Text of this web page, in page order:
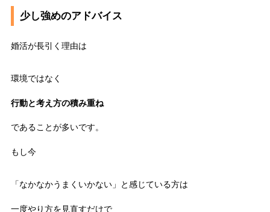
少し強めのアドバイス
婚活が長引く理由は
環境ではなく
行動と考え方の積み重ね
であることが多いです。
もし今
「なかなかうまくいかない」と感じている方は
一度やり方を見直すだけで